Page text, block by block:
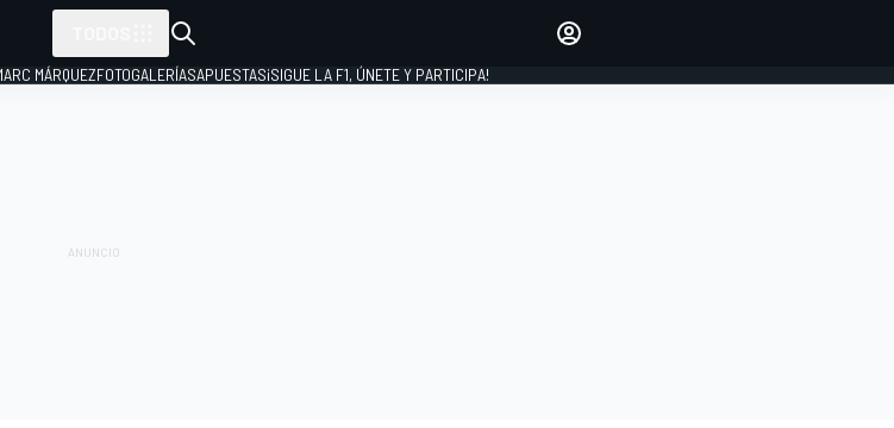
MÁRQUEZFOTOGALERÍASAPUESTAS¡SIGUE LA F1, ÚNETE Y PARTICIPA!